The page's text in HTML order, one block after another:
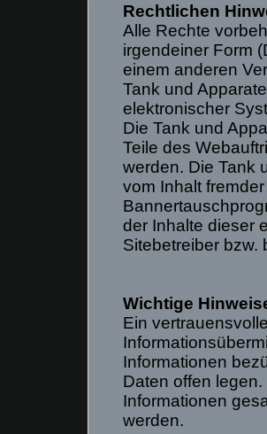
Rechtlichen
Alle Rechte
irgendeiner Form
einem anderen
Tank und
elektronischer
Die Tank und
Teile des
werden. Die Tank
vom Inhalt
der Inhalte dieser
Sitebetreiber bzw.
Wichtige
Ein
Informationen
Daten offen
Informationen
werden.